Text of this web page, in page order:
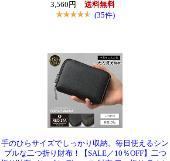
3,560円
送料無料
(35件)
手のひらサイズでしっかり収納。毎日使えるシン
プルな二つ折り財布！【SALE／10％OFF】二つ